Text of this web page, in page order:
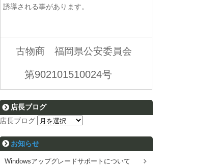
誘導される事があります。
古物商 福岡県公安委員会
第902101510024号
店長ブログ
店長ブログ
お知らせ
Windowsアップグレードサポートについて